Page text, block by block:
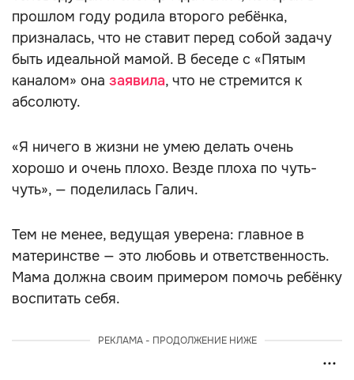
прошлом году родила второго ребёнка,
призналась, что не ставит перед собой задачу
быть идеальной мамой. В беседе с «Пятым
каналом» она заявила, что не стремится к
абсолюту.
«Я ничего в жизни не умею делать очень
хорошо и очень плохо. Везде плоха по чуть-
чуть», — поделилась Галич.
Тем не менее, ведущая уверена: главное в
материнстве — это любовь и ответственность.
Мама должна своим примером помочь ребёнку
воспитать себя.
РЕКЛАМА - ПРОДОЛЖЕНИЕ НИЖЕ